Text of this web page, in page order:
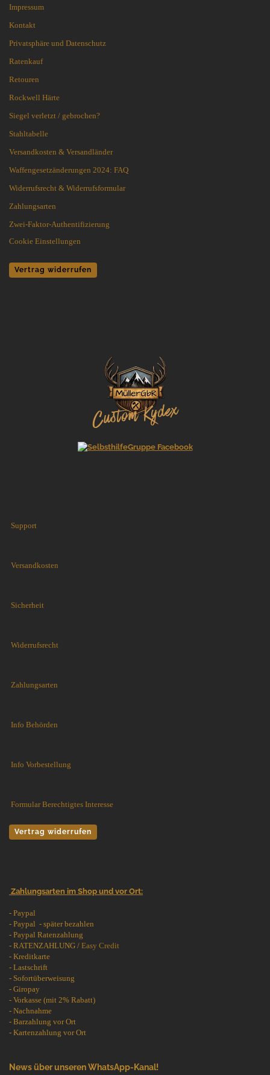
Impressum
Kontakt
Privatsphäre und Datenschutz
Ratenkauf
Retouren
Rockwell Härte
Siegel verletzt / gebrochen?
Stahltabelle
Versandkosten & Versandländer
Waffengesetzänderungen 2024: FAQ
Widerrufsrecht & Widerrufsformular
Zahlungsarten
Zwei-Faktor-Authentifizierung
Cookie Einstellungen
Vertrag widerrufen
Support
Versandkosten
Sicherheit
Widerrufsrecht
Zahlungsarten
Info Behörden
Info Vorbestellung
Formular Berechtigtes Interesse
Vertrag widerrufen
Zahlungsarten im Shop und vor Ort:
- Paypal
- Paypal - später bezahlen
- Paypal Ratenzahlung
- RATENZAHLUNG / Easy Credit
- Kreditkarte
- Lastschrift
- Sofortüberweisung
- Giropay
- Vorkasse (mit 2% Rabatt)
- Nachnahme
- Barzahlung vor Ort
- Kartenzahlung vor Ort
News über unseren WhatsApp-Kanal!